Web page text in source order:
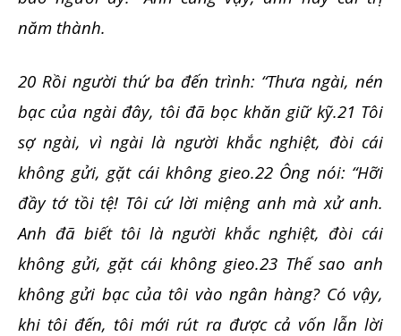
năm thành.
20 Rồi người thứ ba đến trình: “Thưa ngài, nén
bạc của ngài đây, tôi đã bọc khăn giữ kỹ.21 Tôi
sợ ngài, vì ngài là người khắc nghiệt, đòi cái
không gửi, gặt cái không gieo.22 Ông nói: “Hỡi
đầy tớ tồi tệ! Tôi cứ lời miệng anh mà xử anh.
Anh đã biết tôi là người khắc nghiệt, đòi cái
không gửi, gặt cái không gieo.23 Thế sao anh
không gửi bạc của tôi vào ngân hàng? Có vậy,
khi tôi đến, tôi mới rút ra được cả vốn lẫn lời